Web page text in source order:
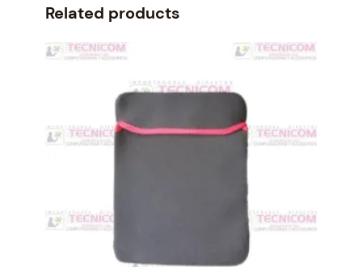
c
w
a
5
.
e
i
s
:
5
0
0
Related products